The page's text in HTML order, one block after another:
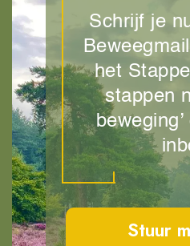
Schrijf je
het
stappen
Stuur